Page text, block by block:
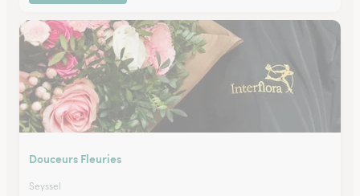
Douceurs Fleuries
Seyssel